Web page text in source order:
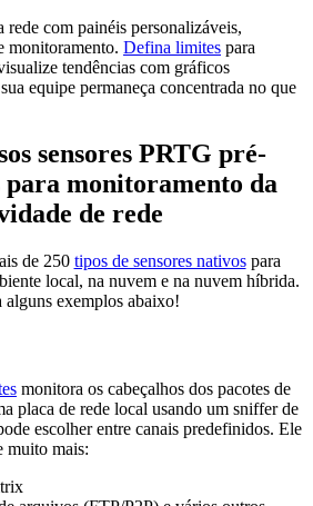
rede com painéis personalizáveis,
monitoramento. Defina limites para
tendências com gráficos
equipe permaneça concentrada no que
sensores PRTG pré-
monitoramento da
de rede
de 250 tipos de sensores nativospara
local, na nuvem e na nuvem híbrida.
alguns exemplos abaixo!
monitora os cabeçalhos dos pacotes de
placa de rede local usando um sniffer de
escolher entre canais predefinidos. Ele
muito mais: